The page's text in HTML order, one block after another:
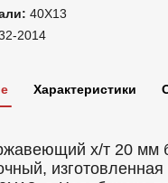
40Х13
2014
Характеристики
х/т 20 мм
изготовленная